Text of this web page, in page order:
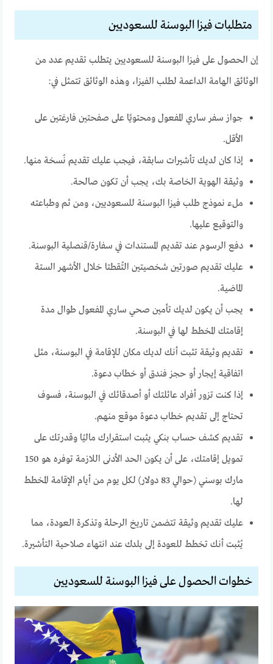
متطلبات فيزا البوسنة للسعوديين
إن الحصول على فيزا البوسنة للسعوديين يتطلب تقديم عدد من
الوثائق الهامة الداعمة لطلب الفيزا، وهذه الوثائق تتمثل في:
جواز سفر ساري المفعول ومحتويًا على صفحتين فارغتين على
الأقل.
إذا كان لديك تأشيرات سابقة، فيجب عليك تقديم نُسخة منها.
وثيقة الهوية الخاصة بك، يجب أن تكون صالحة.
ملء نموذج طلب فيزا البوسنة للسعوديين، ومن ثم وطباعته
والتوقيع عليها.
دفع الرسوم عند تقديم المستندات في سفارة/قنصلية البوسنة.
عليك تقديم صورتين شخصيتين التُقطتا خلال الأشهر الستة
الماضية.
يجب أن يكون لديك تأمين صحي ساري المفعول طوال مدة
إقامتك المخطط لها في البوسنة.
تقديم وثيقة تثبت أنك لديك مكان للإقامة في البوسنة، مثل
اتفاقية إيجار أو حجز فندق أو خطاب دعوة.
إذا كنت تزور أفراد عائلتك أو أصدقائك في البوسنة، فسوف
تحتاج إلى تقديم خطاب دعوة موقع منهم.
تقديم كشف حساب بنكي يثبت استقرارك ماليًا وقدرتك على
تمويل إقامتك، على أن يكون الحد الأدنى اللازمة توفره هو 150
مارك بوسني (حوالي 83 دولار) لكل يوم من أيام الإقامة المخطط
لها.
عليك تقديم وثيقة تتضمن تاريخ الرحلة وتذكرة العودة، مما
يُثبت أنك تخطط للعودة إلى بلدك عند انتهاء صلاحية التأشيرة.
خطوات الحصول على فيزا البوسنة للسعوديين